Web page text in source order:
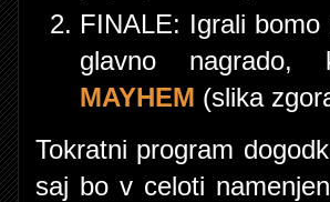
FINALE: Igrali bomo
glavno
MAYHEM (slika
Tokratni program
saj bo v celoti